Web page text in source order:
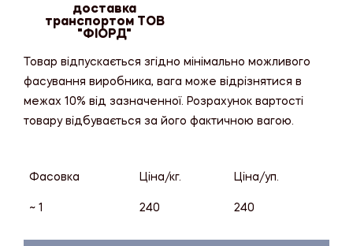
доставка
транспортом ТОВ
"ФІОРД"
Товар відпускається згідно мінімально можливого
фасування виробника, вага може відрізнятися в
межах 10% від зазначенної. Розрахунок вартості
товару відбувається за його фактичною вагою.
Фасовка Ціна/кг. Ціна/уп.
~ 1 240 240